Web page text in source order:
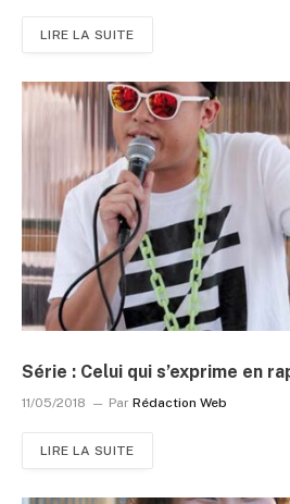
LIRE LA SUITE
Série : Celui qui s’exprime en
11/05/2018 Par Rédaction Web
LIRE LA SUITE